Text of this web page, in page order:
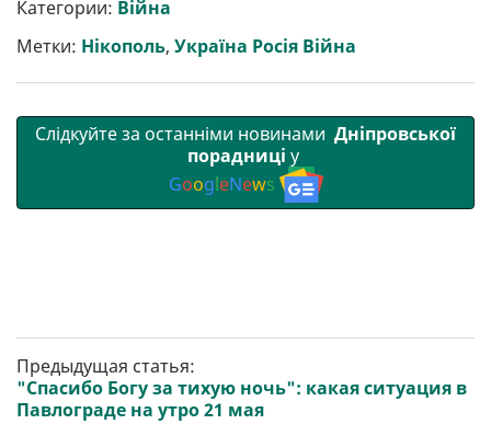
и
т
и
o
o
k
e
r a
m
p
p
Категории: Війна
Метки: Нікополь, Україна Росія Війна
Слідкуйте за останніми новинами Дніпровської
порадниці у
GoogleNews
Предыдущая статья:
"Спасибо Богу за тихую ночь": какая ситуация в
Павлограде на утро 21 мая